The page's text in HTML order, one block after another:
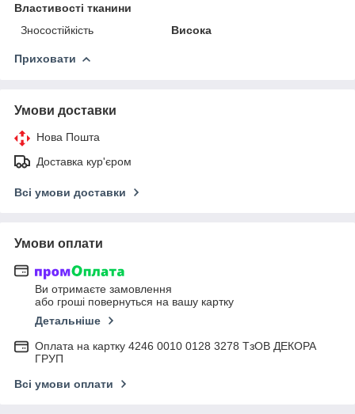
Властивості тканини
Зносостійкість
Висока
Приховати
Умови доставки
Нова Пошта
Доставка кур'єром
Всі умови доставки
Умови оплати
Ви отримаєте замовлення
або гроші повернуться на вашу картку
Детальніше
Оплата на картку 4246 0010 0128 3278 ТзОВ ДЕКОРА
ГРУП
Всі умови оплати